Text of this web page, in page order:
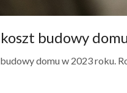
budowy
domu w 2023 roku.